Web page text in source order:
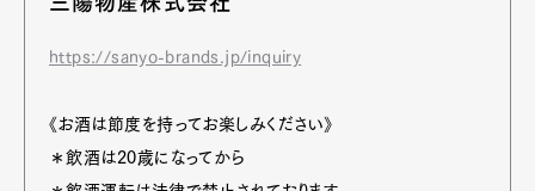
https://sanyo-brands.jp/inquiry
《お酒は節度を持ってお楽しみください》
＊飲酒は20歳になってから